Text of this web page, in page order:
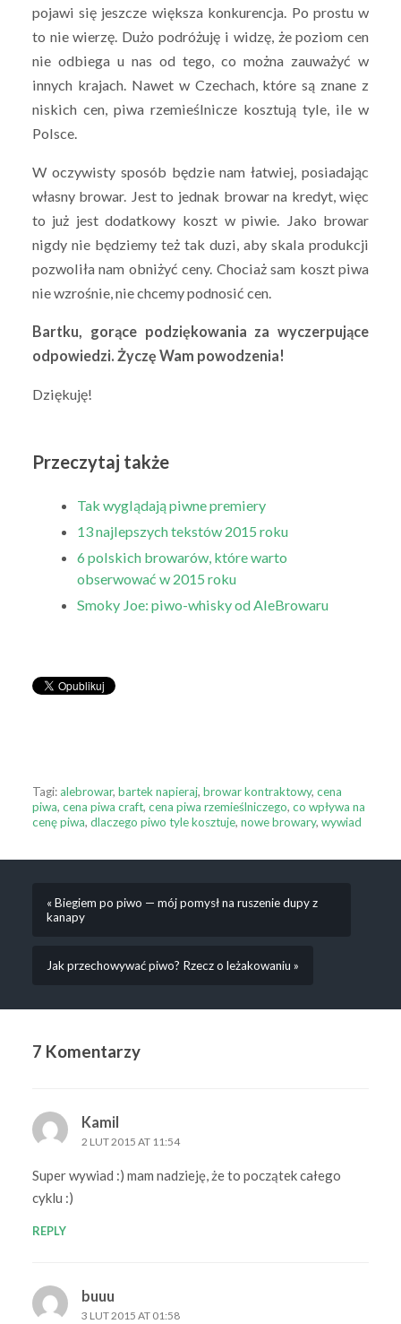
pojawi się jeszcze większa konkurencja. Po prostu w
to nie wierzę. Dużo podróżuję i widzę, że poziom cen
nie odbiega u nas od tego, co można zauważyć w
innych krajach. Nawet w Czechach, które są znane z
niskich cen, piwa rzemieślnicze kosztują tyle, ile w
Polsce.
W oczywisty sposób będzie nam łatwiej, posiadając
własny browar. Jest to jednak browar na kredyt, więc
to już jest dodatkowy koszt w piwie. Jako browar
nigdy nie będziemy też tak duzi, aby skala produkcji
pozwoliła nam obniżyć ceny. Chociaż sam koszt piwa
nie wzrośnie, nie chcemy podnosić cen.
Bartku, gorące podziękowania za wyczerpujące
odpowiedzi. Życzę Wam powodzenia!
Dziękuję!
Przeczytaj także
Tak wyglądają piwne premiery
13 najlepszych tekstów 2015 roku
6 polskich browarów, które warto
obserwować w 2015 roku
Smoky Joe: piwo-whisky od AleBrowaru
Tagi:alebrowar, bartek napieraj, browar kontraktowy, cena
piwa, cena piwa craft, cena piwa rzemieślniczego, co wpływa na
cenę piwa, dlaczego piwo tyle kosztuje, nowe browary, wywiad
« Biegiem po piwo — mój pomysł na ruszenie dupy z
kanapy
Jak przechowywać piwo? Rzecz o leżakowaniu »
7 Komentarzy
Kamil
2 LUT 2015 AT 11:54
Super wywiad :) mam nadzieję, że to początek całego
cyklu :)
REPLY
buuu
3 LUT 2015 AT 01:58